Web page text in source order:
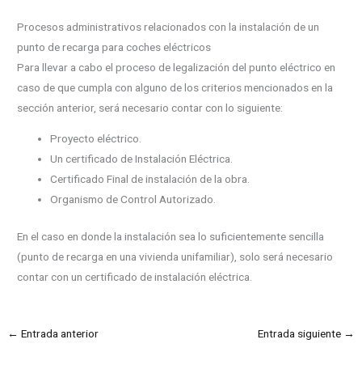
Procesos administrativos relacionados con la instalación de un
punto de recarga para coches eléctricos
Para llevar a cabo el proceso de legalización del punto eléctrico en
caso de que cumpla con alguno de los criterios mencionados en la
sección anterior, será necesario contar con lo siguiente:
Proyecto eléctrico.
Un certificado de Instalación Eléctrica.
Certificado Final de instalación de la obra.
Organismo de Control Autorizado.
En el caso en donde la instalación sea lo suficientemente sencilla
(punto de recarga en una vivienda unifamiliar), solo será necesario
contar con un certificado de instalación eléctrica.
← Entrada anterior Entrada siguiente →